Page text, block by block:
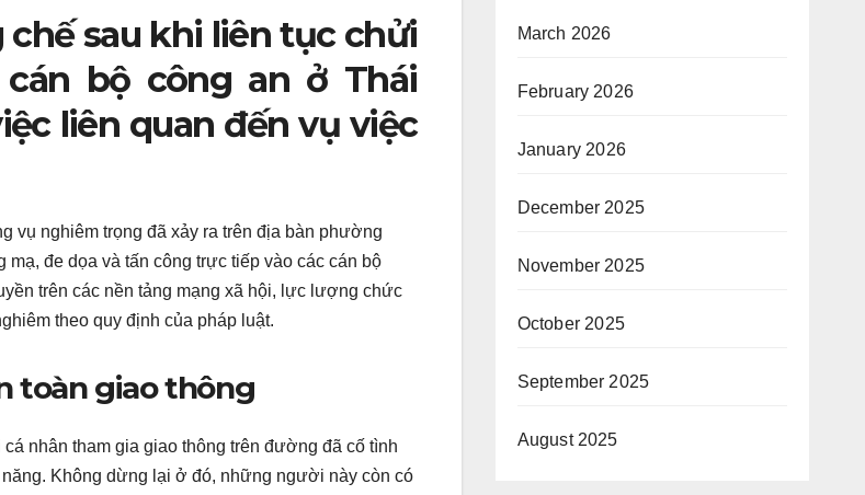
sau khi liên tục chửi
bộ công an ở Thái
liên quan đến vụ việc
vụ nghiêm trọng đã xảy ra trên địa bàn phường
đe dọa và tấn công trực tiếp vào các cán bộ
trên các nền tảng mạng xã hội, lực lượng chức
theo quy định của pháp luật.
toàn giao thông
nhân tham gia giao thông trên đường đã cố tình
Không dừng lại ở đó, những người này còn có
March 2026
February 2026
January 2026
December 2025
November 2025
October 2025
September 2025
August 2025